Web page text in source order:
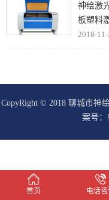
神绘激
板塑料
2018-
CopyRight © 2018 聊城市神
案号：
首页 电话